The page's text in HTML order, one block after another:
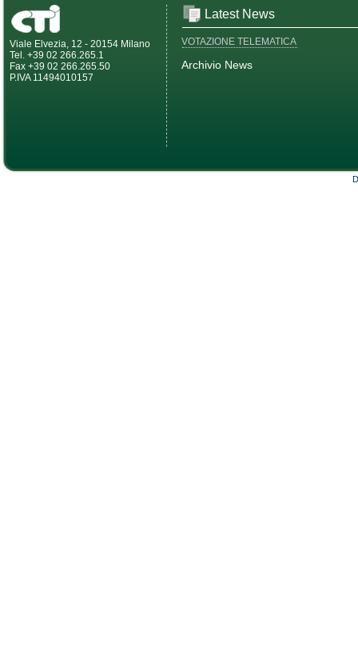
Viale Elvezia, 12 - 20154 Milano
Tel. +39 02 266.265.1
Fax +39 02 266.265.50
P.IVA 11494010157
Latest News
VOTAZIONE TELEMATICA
Archivio News